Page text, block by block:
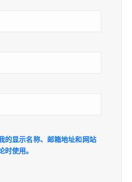
的显示名称、邮箱地址和网站
时使用。